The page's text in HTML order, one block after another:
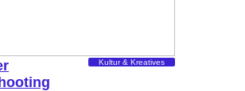
Kultur & Kreatives